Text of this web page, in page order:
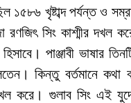
১৫৮৬ খৃষ্টাব্দ পর্যন্ত ও
রণজিৎ সিং কাশ্মীর দখল
পাঞ্জাবী ভাষার
কিন্তু বর্তমানে কথা
দখল করে। গুলাব সিং এই